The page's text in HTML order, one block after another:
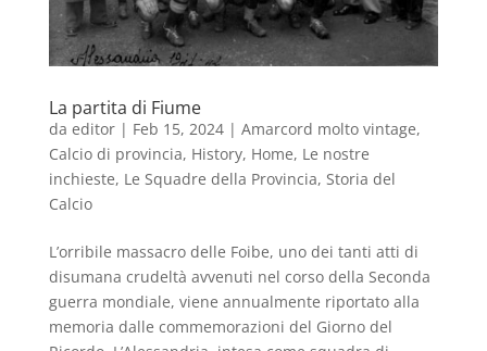
La partita di Fiume
da editor| Feb 15, 2024| Amarcord molto vintage,
Calcio di provincia, History, Home, Le nostre
inchieste, Le Squadre della Provincia, Storia del
Calcio
L’orribile massacro delle Foibe, uno dei tanti atti di
disumana crudeltà avvenuti nel corso della Seconda
guerra mondiale, viene annualmente riportato alla
memoria dalle commemorazioni del Giorno del